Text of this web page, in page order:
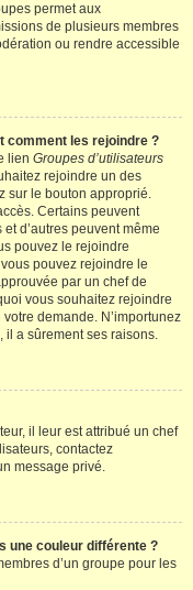
permet aux
de plusieurs membres
ou rendre accessible
comment les rejoindre ?
lien Groupes d’utilisateurs
rejoindre un des
sur le bouton approprié.
Certains peuvent
d’autres peuvent même
pouvez le rejoindre
pouvez rejoindre le
par un chef de
vous souhaitez rejoindre
demande. N’importunez
il a sûrement ses raisons.
il leur est attribué un chef
contactez
message privé.
une couleur différente ?
d’un groupe pour les